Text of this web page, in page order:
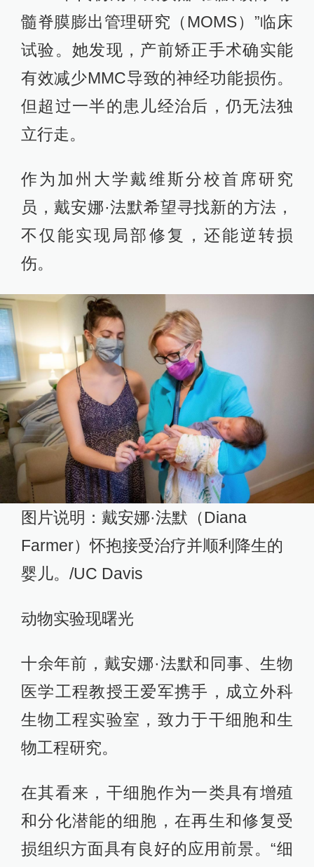
髓脊膜膨出管理研究（MOMS）”临床
试验。她发现，产前矫正手术确实能
有效减少MMC导致的神经功能损伤。
但超过一半的患儿经治后，仍无法独
立行走。
作为加州大学戴维斯分校首席研究
员，戴安娜·法默希望寻找新的方法，
不仅能实现局部修复，还能逆转损
伤。
图片说明：戴安娜·法默（Diana
Farmer）怀抱接受治疗并顺利降生的
婴儿。/UC Davis
动物实验现曙光
十余年前，戴安娜·法默和同事、生物
医学工程教授王爱军携手，成立外科
生物工程实验室，致力于干细胞和生
物工程研究。
在其看来，干细胞作为一类具有增殖
和分化潜能的细胞，在再生和修复受
损组织方面具有良好的应用前景。“细